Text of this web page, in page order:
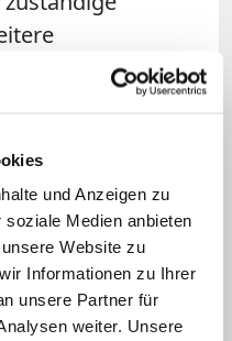
und Anzeigen zu
Medien anbieten
Website zu
Informationen zu Ihrer
unsere Partner für
weiter. Unsere
Synode.
Franziskus
gewonnen.
keine
sondern dienen
den Papst. Er